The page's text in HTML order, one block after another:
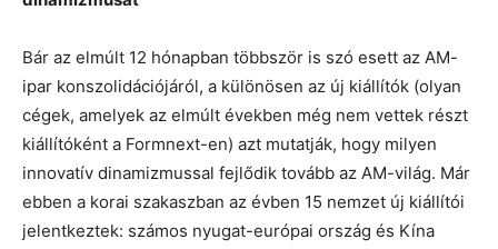
Bár az elmúlt 12 hónapban többször is szó esett az AM-
ipar konszolidációjáról, a különösen az új kiállítók (olyan
cégek, amelyek az elmúlt években még nem vettek részt
kiállítóként a Formnext-en) azt mutatják, hogy milyen
innovatív dinamizmussal fejlődik tovább az AM-világ. Már
ebben a korai szakaszban az évben 15 nemzet új kiállítói
jelentkeztek: számos nyugat-európai ország és Kína